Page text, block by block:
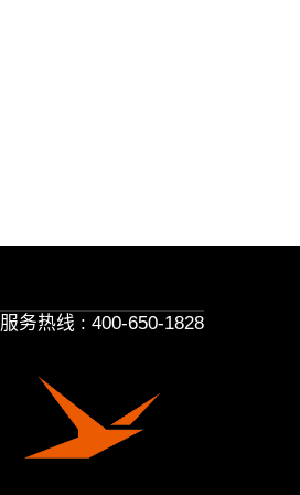
服务热线 : 400-650-1828